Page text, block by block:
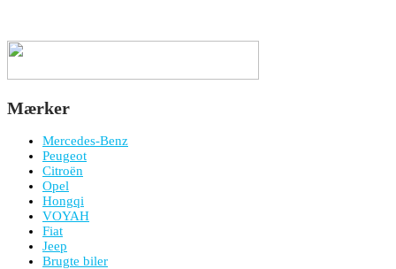
Mærker
Mercedes-Benz
Peugeot
Citroën
Opel
Hongqi
VOYAH
Fiat
Jeep
Brugte biler